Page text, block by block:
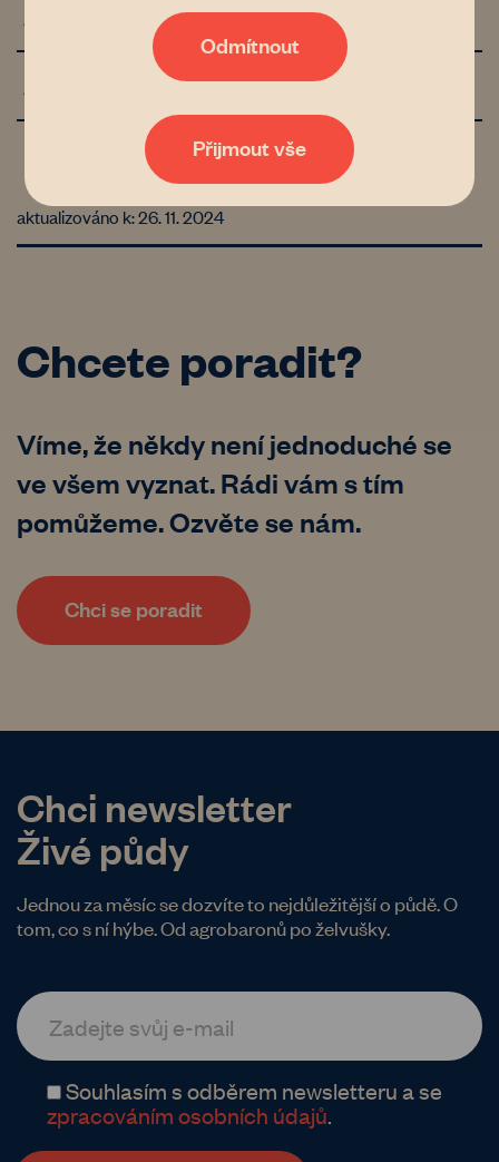
Automatický podpacht
Automatické prodloužení
aktualizováno k: 26. 11. 2024
Chcete poradit?
Víme, že někdy není jednoduché se
ve všem vyznat. Rádi vám s tím
pomůžeme. Ozvěte se nám.
Chci se poradit
stejně jako nám o zastavení znehodnocování půdy v Česku.
Díky tomu, že nám dáte možnost uchovávat data o vaší
aktivitě na našem webu, bude naše poradenství, databáze
vlastníků i zemědělců nebo například generátor
vás zajímají podrobnosti, přečtěte si našezásady
zpracování osobních údajů
. Tak co, věříte nám?
Odmítnout
Přijmout vše
Chci newsletter
Živé půdy
Jednou za měsíc se dozvíte to nejdůležitější o půdě. O
tom, co s ní hýbe. Od agrobaronů po želvušky.
Souhlasím s odběrem newsletteru a se
zpracováním osobních údajů.